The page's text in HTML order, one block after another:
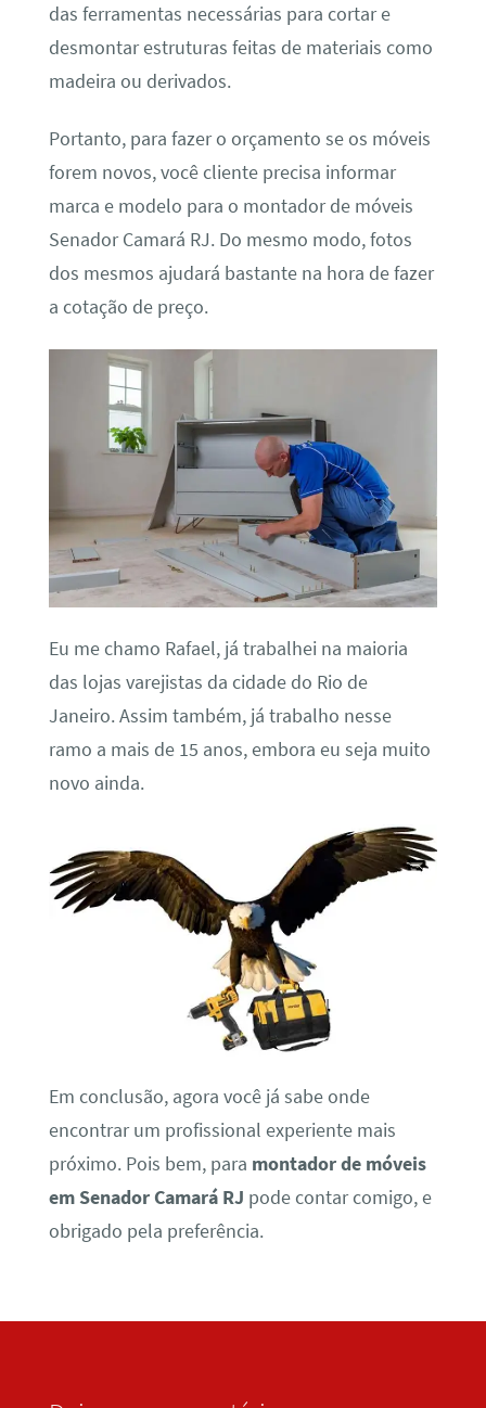
das ferramentas necessárias para cortar e
desmontar estruturas feitas de materiais como
madeira ou derivados.
Portanto, para fazer o orçamento se os móveis
forem novos, você cliente precisa informar
marca e modelo para o montador de móveis
Senador Camará RJ. Do mesmo modo, fotos
dos mesmos ajudará bastante na hora de fazer
a cotação de preço.
Eu me chamo Rafael, já trabalhei na maioria
das lojas varejistas da cidade do Rio de
Janeiro. Assim também, já trabalho nesse
ramo a mais de 15 anos, embora eu seja muito
novo ainda.
Em conclusão, agora você já sabe onde
encontrar um profissional experiente mais
próximo. Pois bem, para montador de móveis
em Senador Camará RJ pode contar comigo, e
obrigado pela preferência.